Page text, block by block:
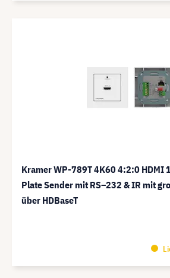
Kramer WP-789T 4K60 4:2:0 HDMI
Plate Sender mit RS–232 & IR mit
über HDBaseT